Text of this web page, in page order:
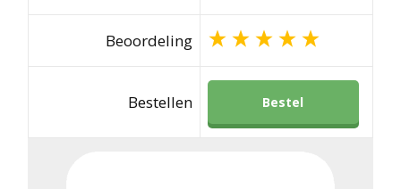
Beoordeling
Bestellen Bestel